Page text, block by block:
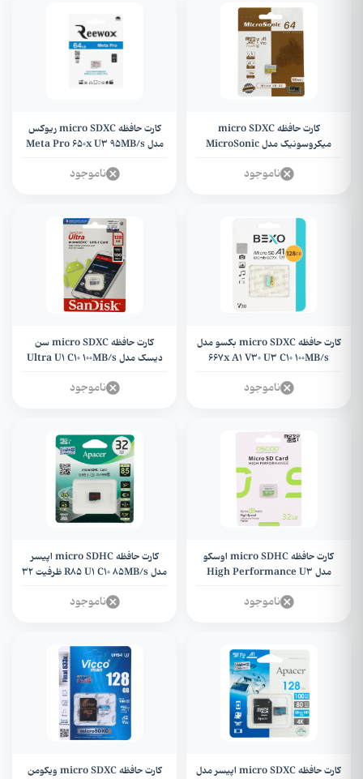
کارت حافظه micro SDXC
میکروسونیک مدل MicroSonic
ناموجود
کارت حافظه micro SDXC ریوکس
مدل Meta Pro 650x U3 95MB/s
العمر
ناموجود
کارت حافظه micro SDXC بکسو مدل
667x A1 V30 U3 C10 100MB/s
العمر
ناموجود
کارت حافظه micro SDXC سن
دیسک مدل Ultra U1 C10 100MB/s
ناموجود
کارت حافظه micro SDHC اوسکو
مدل High Performance U3
گارانتی
ناموجود
کارت حافظه micro SDHC اپیسر
مدل R85 U1 C10 85MB/s ظرفیت 32
ناموجود
کارت حافظه micro SDXC اپیسر مدل
کارت حافظه micro SDXC ویکومن